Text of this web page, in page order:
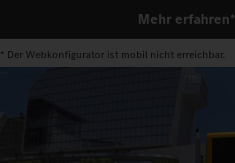
Mehr erfahren*
* Der Webkonfigurator ist mobil nicht erreichbar.